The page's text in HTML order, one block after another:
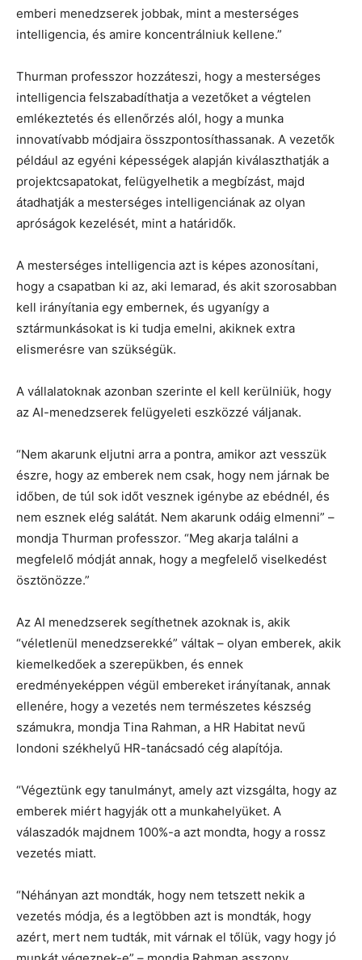
emberi menedzserek jobbak, mint a mesterséges
intelligencia, és amire koncentrálniuk kellene.”
Thurman professzor hozzáteszi, hogy a mesterséges
intelligencia felszabadíthatja a vezetőket a végtelen
emlékeztetés és ellenőrzés alól, hogy a munka
innovatívabb módjaira összpontosíthassanak. A vezetők
például az egyéni képességek alapján kiválaszthatják a
projektcsapatokat, felügyelhetik a megbízást, majd
átadhatják a mesterséges intelligenciának az olyan
apróságok kezelését, mint a határidők.
A mesterséges intelligencia azt is képes azonosítani,
hogy a csapatban ki az, aki lemarad, és akit szorosabban
kell irányítania egy embernek, és ugyanígy a
sztármunkásokat is ki tudja emelni, akiknek extra
elismerésre van szükségük.
A vállalatoknak azonban szerinte el kell kerülniük, hogy
az AI-menedzserek felügyeleti eszközzé váljanak.
“Nem akarunk eljutni arra a pontra, amikor azt vesszük
észre, hogy az emberek nem csak, hogy nem járnak be
időben, de túl sok időt vesznek igénybe az ebédnél, és
nem esznek elég salátát. Nem akarunk odáig elmenni” –
mondja Thurman professzor. “Meg akarja találni a
megfelelő módját annak, hogy a megfelelő viselkedést
ösztönözze.”
Az AI menedzserek segíthetnek azoknak is, akik
“véletlenül menedzserekké” váltak – olyan emberek, akik
kiemelkedőek a szerepükben, és ennek
eredményeképpen végül embereket irányítanak, annak
ellenére, hogy a vezetés nem természetes készség
számukra, mondja Tina Rahman, a HR Habitat nevű
londoni székhelyű HR-tanácsadó cég alapítója.
“Végeztünk egy tanulmányt, amely azt vizsgálta, hogy az
emberek miért hagyják ott a munkahelyüket. A
válaszadók majdnem 100%-a azt mondta, hogy a rossz
vezetés miatt.
“Néhányan azt mondták, hogy nem tetszett nekik a
vezetés módja, és a legtöbben azt is mondták, hogy
azért, mert nem tudták, mit várnak el tőlük, vagy hogy jó